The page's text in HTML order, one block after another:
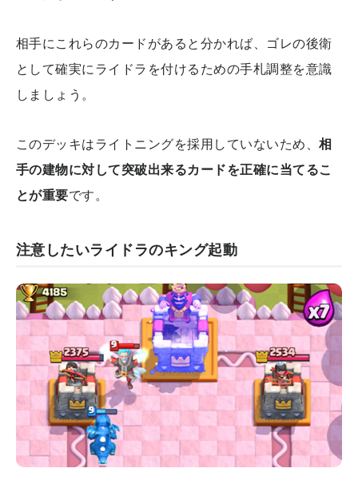
相手にこれらのカードがあると分かれば、ゴレの後衛
として確実にライドラを付けるための手札調整を意識
しましょう。
このデッキはライトニングを採用していないため、相
手の建物に対して突破出来るカードを正確に当てるこ
とが重要です。
注意したいライドラのキング起動